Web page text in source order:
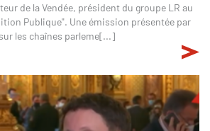
de la Vendée, président du groupe LR au
Publique". Une émission présentée par
les chaînes parleme[...]